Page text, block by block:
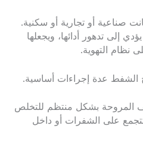
صناعية أو تجارية أو سكنية.
إلى تدهور أدائها، ويجعلها
نظام التهوية.
الشفط عدة إجراءات أساسية.
المروحة بشكل منتظم للتخلص
تتجمع على الشفرات أو داخل